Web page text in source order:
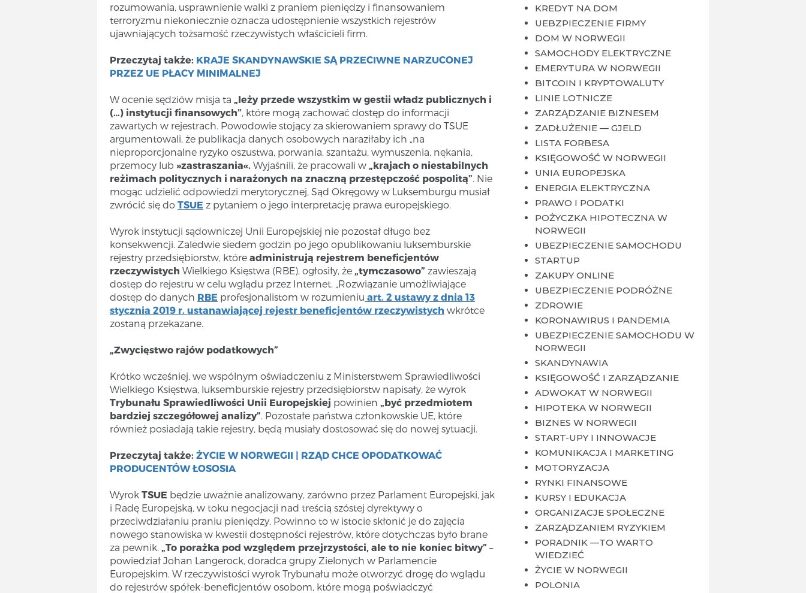
rozumowania, usprawnienie walki z praniem pieniędzy i finansowaniem
terroryzmu niekoniecznie oznacza udostępnienie wszystkich rejestrów
ujawniających tożsamość rzeczywistych właścicieli firm.
Przeczytaj także: KRAJE SKANDYNAWSKIE SĄ PRZECIWNE NARZUCONEJ
PRZEZ UE PŁACY MINIMALNEJ
W ocenie sędziów misja ta „leży przede wszystkim w gestii władz publicznych i
(…) instytucji finansowych”, które mogą zachować dostęp do informacji
zawartych w rejestrach. Powodowie stojący za skierowaniem sprawy do TSUE
argumentowali, że publikacja danych osobowych naraziłaby ich „na
nieproporcjonalne ryzyko oszustwa, porwania, szantażu, wymuszenia, nękania,
przemocy lub »zastraszania«. Wyjaśnili, że pracowali w „krajach o niestabilnych
reżimach politycznych i narażonych na znaczną przestępczość pospolitą”. Nie
mogąc udzielić odpowiedzi merytorycznej, Sąd Okręgowy w Luksemburgu musiał
zwrócić się do TSUE z pytaniem o jego interpretację prawa europejskiego.
Wyrok instytucji sądowniczej Unii Europejskiej nie pozostał długo bez
konsekwencji. Zaledwie siedem godzin po jego opublikowaniu luksemburskie
rejestry przedsiębiorstw, które administrują rejestrem beneficjentów
rzeczywistych Wielkiego Księstwa (RBE), ogłosiły, że „tymczasowo” zawieszają
dostęp do rejestru w celu wglądu przez Internet. „Rozwiązanie umożliwiające
dostęp do danych RBE profesjonalistom w rozumieniu art. 2 ustawy z dnia 13
stycznia 2019 r. ustanawiającej rejestr beneficjentów rzeczywistych wkrótce
zostaną przekazane.
„Zwycięstwo rajów podatkowych”
Krótko wcześniej, we wspólnym oświadczeniu z Ministerstwem Sprawiedliwości
Wielkiego Księstwa, luksemburskie rejestry przedsiębiorstw napisały, że wyrok
Trybunału Sprawiedliwości Unii Europejskiej powinien „być przedmiotem
bardziej szczegółowej analizy”. Pozostałe państwa członkowskie UE, które
również posiadają takie rejestry, będą musiały dostosować się do nowej sytuacji.
Przeczytaj także: ŻYCIE W NORWEGII | RZĄD CHCE OPODATKOWAĆ
PRODUCENTÓW ŁOSOSIA
Wyrok TSUE będzie uważnie analizowany, zarówno przez Parlament Europejski, jak
i Radę Europejską, w toku negocjacji nad treścią szóstej dyrektywy o
przeciwdziałaniu praniu pieniędzy. Powinno to w istocie skłonić je do zajęcia
nowego stanowiska w kwestii dostępności rejestrów, które dotychczas było brane
za pewnik. „To porażka pod względem przejrzystości, ale to nie koniec bitwy” –
powiedział Johan Langerock, doradca grupy Zielonych w Parlamencie
Europejskim. W rzeczywistości wyrok Trybunału może otworzyć drogę do wglądu
do rejestrów spółek-beneficjentów osobom, które mogą poświadczyć
KREDYT NA DOM
UEBZPIECZENIE FIRMY
DOM W NORWEGII
SAMOCHODY ELEKTRYCZNE
EMERYTURA W NORWEGII
BITCOIN I KRYPTOWALUTY
LINIE LOTNICZE
ZARZĄDZANIE BIZNESEM
ZADŁUŻENIE — GJELD
LISTA FORBESA
KSIĘGOWOŚĆ W NORWEGII
UNIA EUROPEJSKA
ENERGIA ELEKTRYCZNA
PRAWO I PODATKI
POŻYCZKA HIPOTECZNA W
NORWEGII
UBEZPIECZENIE SAMOCHODU
STARTUP
ZAKUPY ONLINE
UBEZPIECZENIE PODRÓŻNE
ZDROWIE
KORONAWIRUS I PANDEMIA
UBEZPIECZENIE SAMOCHODU W
NORWEGII
SKANDYNAWIA
KSIĘGOWOŚĆ I ZARZĄDZANIE
ADWOKAT W NORWEGII
HIPOTEKA W NORWEGII
BIZNES W NORWEGII
START-UPY I INNOWACJE
KOMUNIKACJA I MARKETING
MOTORYZACJA
RYNKI FINANSOWE
KURSY I EDUKACJA
ORGANIZACJE SPOŁECZNE
ZARZĄDZANIEM RYZYKIEM
PORADNIK —TO WARTO
WIEDZIEĆ
ŻYCIE W NORWEGII
POLONIA